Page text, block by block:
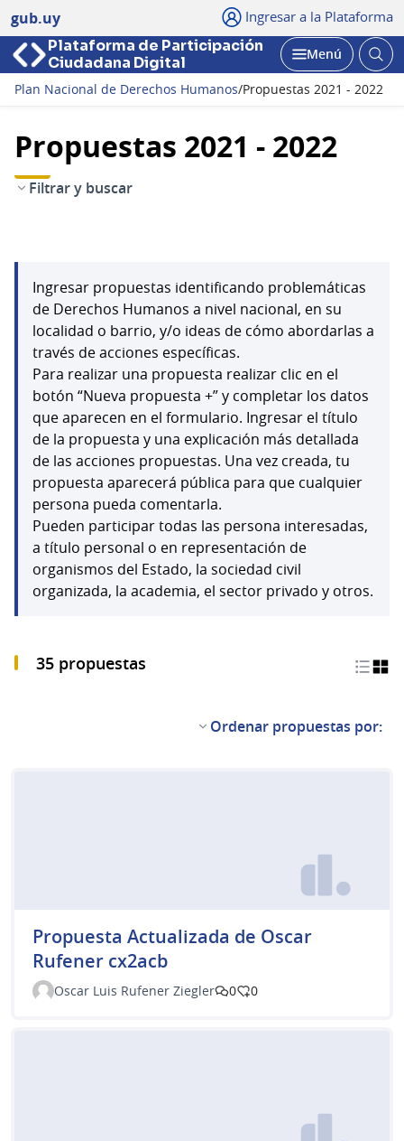
gub.uy Ingresar a la Plataforma
Plataforma de Participación
Ciudadana Digital
Abrir
Menú
Plan Nacional de Derechos Humanos/Propuestas 2021 - 2022
Propuestas 2021 - 2022
Filtrar y buscar
Ingresar propuestas identificando problemáticas
de Derechos Humanos a nivel nacional, en su
localidad o barrio, y/o ideas de cómo abordarlas a
través de acciones específicas.
Para realizar una propuesta realizar clic en el
botón “Nueva propuesta +” y completar los datos
que aparecen en el formulario. Ingresar el título
de la propuesta y una explicación más detallada
de las acciones propuestas. Una vez creada, tu
propuesta aparecerá pública para que cualquier
persona pueda comentarla.
Pueden participar todas las persona interesadas,
a título personal o en representación de
organismos del Estado, la sociedad civil
organizada, la academia, el sector privado y otros.
35 propuestas
Ordenar propuestas por:
Propuesta Actualizada de Oscar
Rufener cx2acb
Oscar Luis Rufener Ziegler 0 0